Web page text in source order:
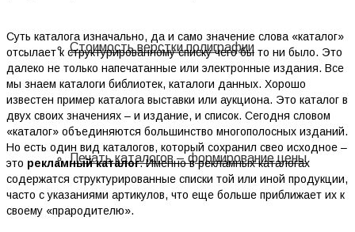
Стоимость верстки полиграфии
Печать каталогов – формирование цены
Суть каталога изначально, да и само значение слова «каталог»
отсылает к структурированному списку чего бы то ни было. Это
далеко не только напечатанные или электронные издания. Все
мы знаем каталоги библиотек, каталоги данных. Хорошо
известен пример каталога выставки или аукциона. Это каталог в
двух своих значениях – и издание, и список. Сегодня словом
«каталог» объединяются большинство многополосных изданий.
Но есть один вид каталогов, который сохранил свео исходное –
это рекламный каталог. Именно в рекламных каталогах
содержатся структурированные списки той или иной продукции,
часто с указаниями артикулов, что еще больше приближает их к
своему «прародителю».